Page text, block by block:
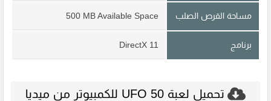
مساحة القرص الصلب 500 MB Available Space
برنامج DirectX 11
تحميل لعبة UFO 50 للكمبيوتر من ميديا